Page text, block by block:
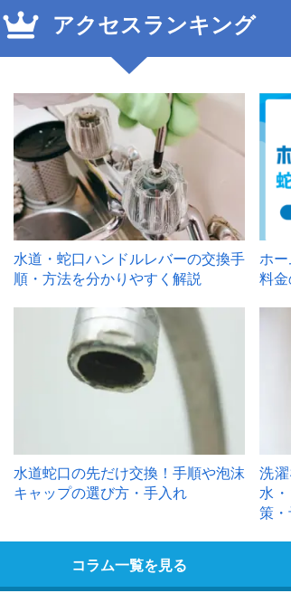
アクセスランキング
2
水道・蛇口ハンドルレバーの交換手
順・方法を分かりやすく解説
ホー
料金
水道蛇口の先だけ交換！手順や泡沫
キャップの選び方・手入れ
洗
水
策・
コラム一覧を見る